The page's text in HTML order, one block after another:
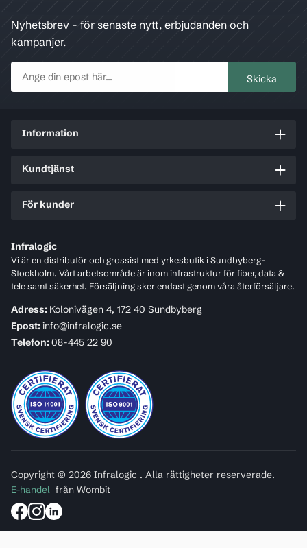
Nyhetsbrev - för senaste nytt, erbjudanden och
kampanjer.
Infralogic
Vi är en distributör och grossist med yrkesbutik i Sundbyberg-
Stockholm. Vårt arbetsområde är inom infrastruktur för fiber, data &
tele samt säkerhet. Försäljning sker endast genom våra återförsäljare.
Adress: Kolonivägen 4, 172 40 Sundbyberg
Epost:info@infralogic.se
Telefon:08-445 22 90
Information
Kundtjänst
För kunder
Copyright © 2026 Infralogic . Alla rättigheter reserverade.
E-handel från Wombit